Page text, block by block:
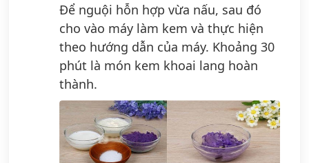
Để nguội hỗn hợp vừa nấu, sau đó
cho vào máy làm kem và thực hiện
theo hướng dẫn của máy. Khoảng 30
phút là món kem khoai lang hoàn
thành.